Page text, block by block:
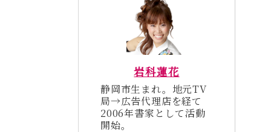
岩科蓮花
静岡市生まれ。地元TV
局→広告代理店を経て
2006年書家として活動
開始。